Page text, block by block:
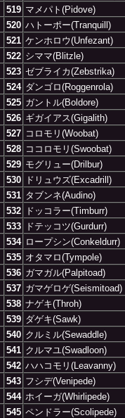
519 マメパト(Pidove)
520 ハトーポー(Tranquill)
521 ケンホロウ(Unfezant)
522 シママ(Blitzle)
523 ゼブライカ(Zebstrika)
524 ダンゴロ(Roggenrola)
525 ガントル(Boldore)
526 ギガイアス(Gigalith)
527 コロモリ(Woobat)
528 ココロモリ(Swoobat)
529 モグリュー(Drilbur)
530
ドリュウズ(Excadrill)
531 タブンネ(Audino)
532
ドッコラー(Timburr)
533
ドテッコツ(Gurdurr)
534 ロープシン(Conkeldurr)
535 オタマロ(Tympole)
536 ガマガル(Palpitoad)
537 ガマゲロゲ(Seismitoad)
538 ナゲキ(Throh)
539 ダゲキ(Sawk)
540 クルミル(Sewaddle)
541 クルマユ(Swadloon)
542 ハハコモリ(Leavanny)
543 フシデ(Venipede)
544 ホイーガ(Whirlipede)
545 ペンドラー(Scolipede)